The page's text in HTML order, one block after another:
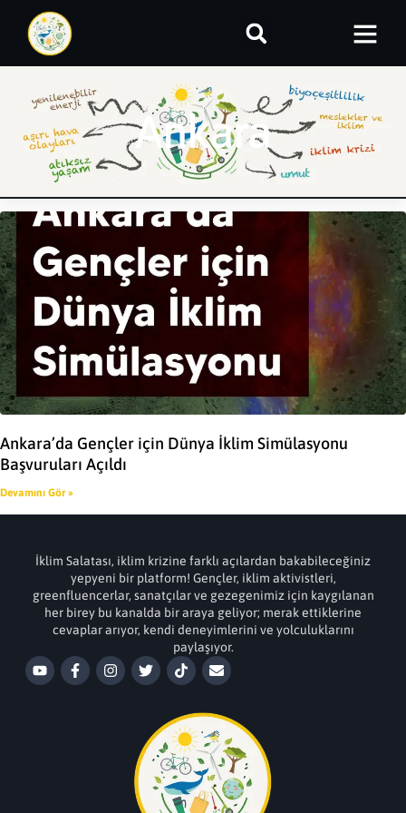
Ankara
Ankara’da Gençler için Dünya İklim Simülasyonu
Başvuruları Açıldı
Devamını Gör »
İklim Salatası, iklim krizine farklı açılardan bakabileceğiniz
yepyeni bir platform! Gençler, iklim aktivistleri,
greenfluencerlar, sanatçılar ve gezegenimiz için kaygılanan
her birey bu kanalda bir araya geliyor; merak ettiklerine
cevaplar arıyor, kendi deneyimlerini ve yolculuklarını
paylaşıyor.